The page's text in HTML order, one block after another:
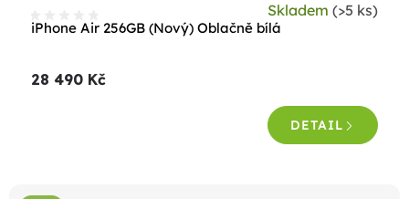
iPhone Air 256GB (Nový) Oblačně bílá
Skladem (>5 ks)
28 490 Kč
DETAIL